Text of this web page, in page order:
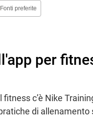
Fonti preferite
per
c’è Nike
di allenamento